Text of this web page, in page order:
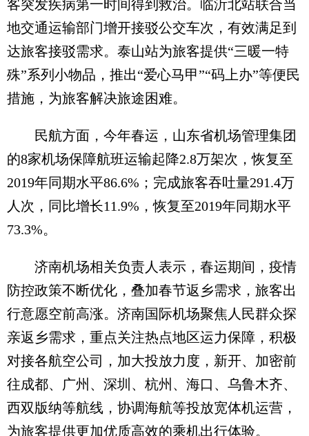
客突发疾病第一时间得到救治。临沂北站联合当
地交通运输部门增开接驳公交车次，有效满足到
达旅客接驳需求。泰山站为旅客提供“三暖一特
殊”系列小物品，推出“爱心马甲”“码上办”等便民
措施，为旅客解决旅途困难。
民航方面，今年春运，山东省机场管理集团
的8家机场保障航班运输起降2.8万架次，恢复至
2019年同期水平86.6%；完成旅客吞吐量291.4万
人次，同比增长11.9%，恢复至2019年同期水平
73.3%。
济南机场相关负责人表示，春运期间，疫情
防控政策不断优化，叠加春节返乡需求，旅客出
行意愿空前高涨。济南国际机场聚焦人民群众探
亲返乡需求，重点关注热点地区运力保障，积极
对接各航空公司，加大投放力度，新开、加密前
往成都、广州、深圳、杭州、海口、乌鲁木齐、
西双版纳等航线，协调海航等投放宽体机运营，
为旅客提供更加优质高效的乘机出行体验。